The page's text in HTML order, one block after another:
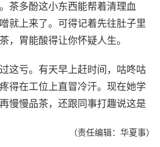
茶多酚这小东西能帮着清理血
就上来了。可得记着先往肚子里
，胃能酸得让你怀疑人生。
亏。有天早上赶时间，咕咚咕
得在工位上直冒冷汗。现在她学
慢慢品茶，还跟同事打趣说这是
（责任编辑：华夏事）